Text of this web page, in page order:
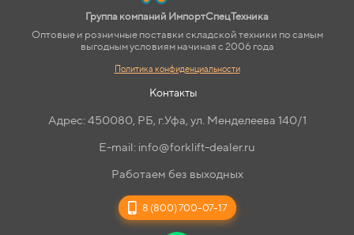
Группа компаний ИмпортСпецТехника
Оптовые и розничные поставки складской техники по самым
выгодным условиям начиная с 2006 года
Политика конфиденциальности
Контакты
Адрес: 450080, РБ, г.Уфа, ул. Менделеева 140/1
E-mail: info@forklift-dealer.ru
Работаем без выходных
8 (800) 700-07-17